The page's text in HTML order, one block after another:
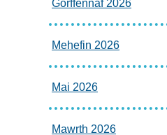
Gorffennaf 2026
Mehefin 2026
Mai 2026
Mawrth 2026